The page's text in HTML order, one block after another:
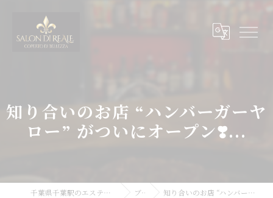
知り合いのお店 “ハンバーガーヤ
ロー” がついにオープン❣️...
千葉県千葉駅のエステサロンならSALON DI REALE ブログ 知り合いのお店 “ハンバーガーヤロー” がついにオープン❣️...